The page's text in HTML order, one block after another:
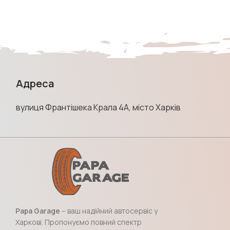
Адреса
вулиця Франтішека Крала 4А, місто Харків
Papa Garage – ваш надійний автосервіс у
Харкові. Пропонуємо повний спектр